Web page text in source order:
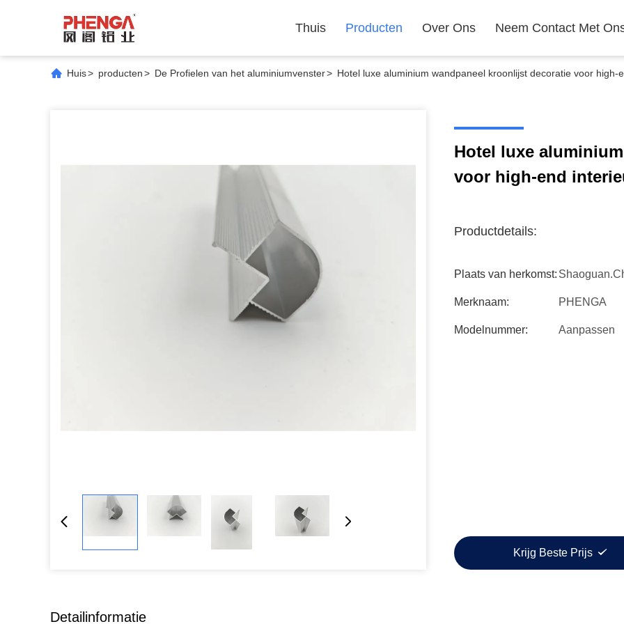
Thuis Producten Over Ons Neem Contact Met
Huis> producten> De Profielen van het aluminiumvenster> Hotel luxe aluminium wandpaneel kroonlijst decoratie voor
Hotel luxe
voor high-end
Productdetails:
Plaats van herkomst:
Merknaam: PHENGA
Modelnummer: Aanpassen
Krijg Beste Prijs
Detailinformatie